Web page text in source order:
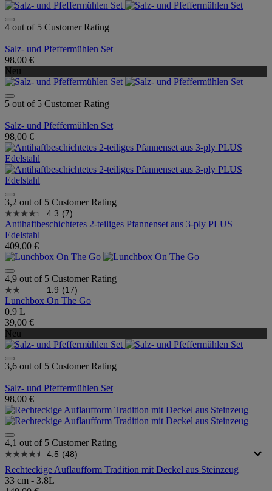
4 out of 5 Customer Rating
Salz- und Pfeffermühlen Set
98,00 €
Neu
5 out of 5 Customer Rating
Salz- und Pfeffermühlen Set
98,00 €
3,2 out of 5 Customer Rating
4.3 (7)
Antihaftbeschichtetes 2-teiliges Pfannenset aus 3-ply PLUS
Edelstahl
409,00 €
4,9 out of 5 Customer Rating
1.9 (17)
Lunchbox On The Go
0.9 L
39,00 €
Neu
3,6 out of 5 Customer Rating
Salz- und Pfeffermühlen Set
98,00 €
4,1 out of 5 Customer Rating
4.5 (48)
Rechteckige Auflaufform Tradition mit Deckel aus Steinzeug
33 cm - 3.8L